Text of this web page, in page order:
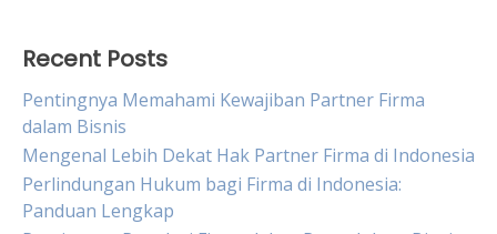
Recent Posts
Pentingnya Memahami Kewajiban Partner Firma
dalam Bisnis
Mengenal Lebih Dekat Hak Partner Firma di Indonesia
Perlindungan Hukum bagi Firma di Indonesia:
Panduan Lengkap